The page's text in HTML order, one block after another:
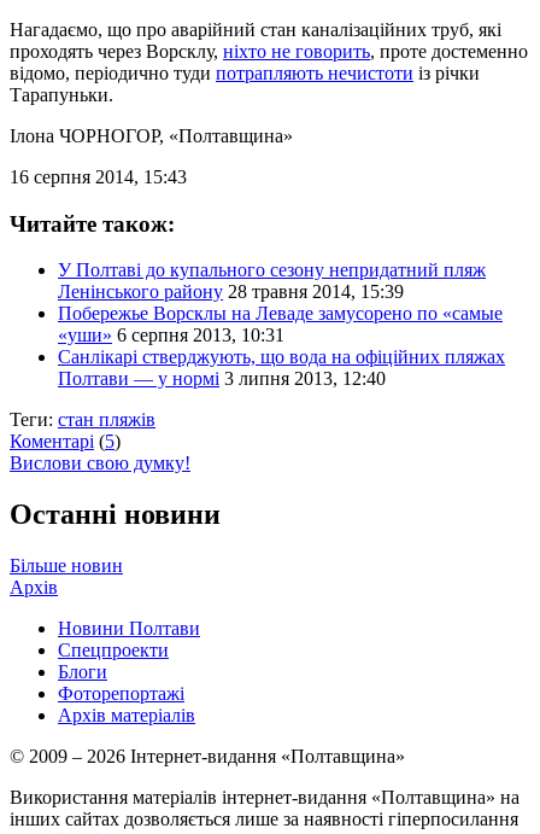
Нагадаємо, що про аварійний стан каналізаційних труб, які
проходять через Ворсклу, ніхто не говорить, проте достеменно
відомо, періодично туди потрапляють нечистоти із річки
Тарапуньки.
Ілона ЧОРНОГОР, «Полтавщина»
16 серпня 2014, 15:43
Читайте також:
У Полтаві до купального сезону непридатний пляж
Ленінського району 28 травня 2014, 15:39
Побережье Ворсклы на Леваде замусорено по «самые
«уши» 6 серпня 2013, 10:31
Санлікарі стверджують, що вода на офіційних пляжах
Полтави — у нормі 3 липня 2013, 12:40
Теги: стан пляжів
Коментарі (5)
Вислови свою думку!
Останні новини
Більше новин
Архів
Новини Полтави
Спецпроекти
Блоги
Фоторепортажі
Архів матеріалів
© 2009 – 2026 Інтернет-видання «Полтавщина»
Використання матеріалів інтернет-видання «Полтавщина» на
інших сайтах дозволяється лише за наявності гіперпосилання